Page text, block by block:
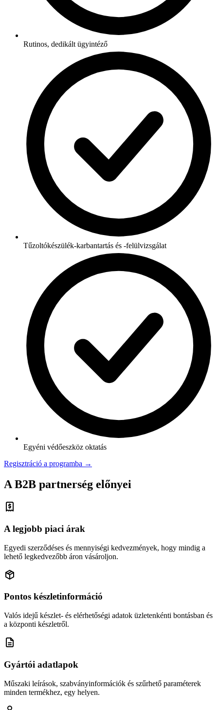
Rutinos, dedikált ügyintéző
Tűzoltókészülék-karbantartás és -felülvizsgálat
Egyéni védőeszköz oktatás
Regisztráció a programba →
A B2B partnerség előnyei
A legjobb piaci árak
Egyedi szerződéses és mennyiségi kedvezmények, hogy mindig a
lehető legkedvezőbb áron vásároljon.
Pontos készletinformáció
Valós idejű készlet- és elérhetőségi adatok üzletenkénti bontásban és
a központi készletről.
Gyártói adatlapok
Műszaki leírások, szabványinformációk és szűrhető paraméterek
minden termékhez, egy helyen.